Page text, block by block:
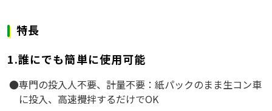
特長
1.誰にでも簡単に使用可能
専門の投入人不要、計量不要：紙パックのまま生コン車
に投入、高速攪拌するだけでOK